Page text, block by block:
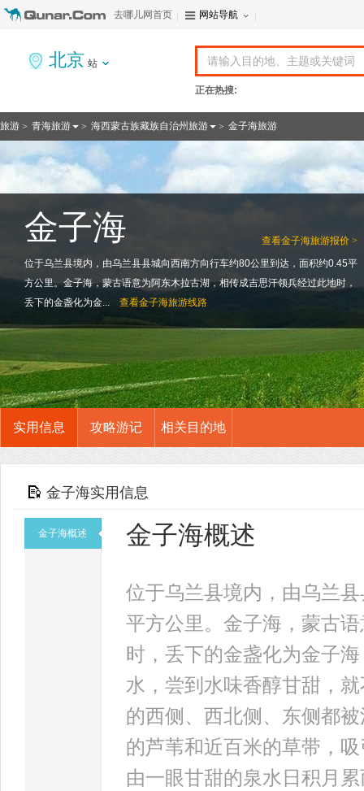
去哪儿网首页 网站导航
北京 站
正在热搜:
旅游 > 青海旅游 > 海西蒙古族藏族自治州旅游 > 金子海旅游
查看金子海旅游报价 >
金子海
位于乌兰县境内，由乌兰县县城向西南方向行车约80公里到达，面积约0.45平
方公里。金子海，蒙古语意为阿东木拉古湖，相传成吉思汗领兵经过此地时，
丢下的金盏化为金...
查看金子海旅游线路
实用信息 攻略游记 相关目的地
金子海实用信息
金子海概述 金子海概述
位于乌兰县境内，由乌兰
平方公里。金子海，蒙古
时，丢下的金盏化为金子
水，尝到水味香醇甘甜，
的西侧、西北侧、东侧都
的芦苇和近百米的草带，
由一眼甘甜的泉水日积月